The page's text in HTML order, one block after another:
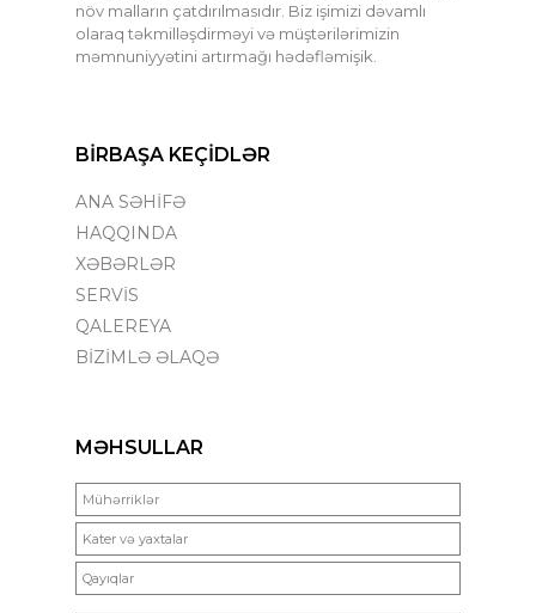
növ malların çatdırılmasıdır. Biz işimizi dəvamlı
olaraq təkmilləşdirməyi və müştərilərimizin
məmnuniyyətini artırmağı hədəfləmişik.
BİRBAŞA KEÇİDLƏR
ANA SƏHİFƏ
HAQQINDA
XƏBƏRLƏR
SERVİS
QALEREYA
BİZİMLƏ ƏLAQƏ
MƏHSULLAR
Mühərriklər
Kater və yaxtalar
Qayıqlar